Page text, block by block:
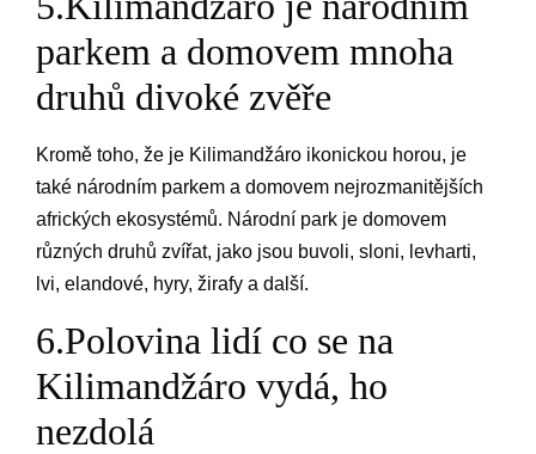
parkem a domovem mnoha
druhů divoké zvěře
Kromě toho, že je Kilimandžáro ikonickou horou, je
také národním parkem a domovem nejrozmanitějších
afrických ekosystémů. Národní park je domovem
různých druhů zvířat, jako jsou buvoli, sloni, levharti,
lvi, elandové, hyry, žirafy a další.
6.Polovina lidí co se na
Kilimandžáro vydá, ho
nezdolá